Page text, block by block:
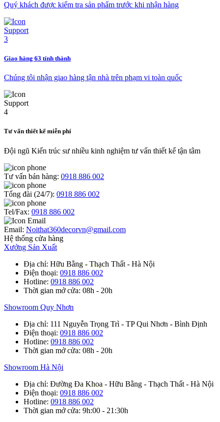
Quý khách được kiểm tra sản phẩm trước khi nhận hàng
Giao hàng 63 tỉnh thành
Chúng tôi nhận giao hàng tận nhà trên phạm vi toàn quốc
Tư vấn thiết kế miễn phí
Đội ngũ Kiến trúc sư nhiều kinh nghiệm tư vấn thiết kế tận tâm
Tư vấn bán hàng: 0918 886 002
Tổng đài (24/7): 0918 886 002
Tel/Fax: 0918 886 002
Email: Noithat360decorvn@gmail.com
Hệ thống cửa hàng
Xưởng Sản Xuất
Địa chỉ: Hữu Bằng - Thạch Thất - Hà Nội
Điện thoại: 0918 886 002
Hotline: 0918 886 002
Thời gian mở cửa: 08h - 20h
Showroom Quy Nhơn
Địa chỉ: 111 Nguyễn Trọng Trì - TP Qui Nhơn - Bình Định
Điện thoại: 0918 886 002
Hotline: 0918 886 002
Thời gian mở cửa: 08h - 20h
Showroom Hà Nội
Địa chỉ: Đường Đa Khoa - Hữu Bằng - Thạch Thất - Hà Nội
Điện thoại: 0918 886 002
Hotline: 0918 886 002
Thời gian mở cửa: 9h:00 - 21:30h